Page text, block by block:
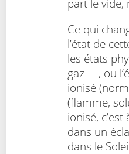
part le vide,
Ce qui
l’état de
les états
gaz —, ou
ionisé
(flamme,
ionisé,
dans un
dans le